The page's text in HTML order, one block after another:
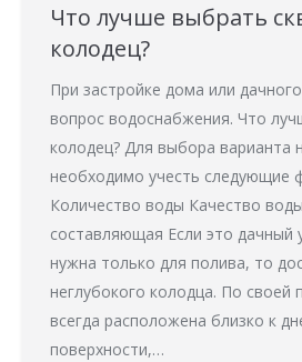
Что лучше выбрать
колодец?
При застройке дома или
вопрос водоснабжения. Что
колодец? Для выбора варианта
необходимо учесть следующие
Количество воды Качество
составляющая Если это дачный
нужна только для полива, то
неглубокого колодца. По своей
всегда расположена близко к
поверхности,…